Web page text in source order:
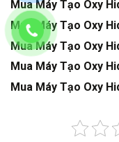
Mua Máy Tạo Oxy
Mua Máy Tạo Oxy
Mua Máy Tạo Oxy
Mua Máy Tạo Oxy
Mua Máy Tạo Oxy